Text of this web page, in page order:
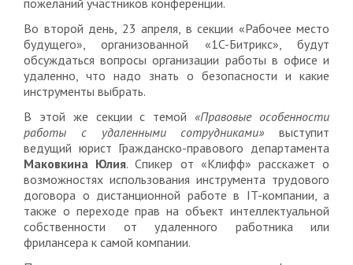
пожеланий участников конференции.
Во второй день, 23 апреля, в секции «Рабочее место
будущего», организованной «1C-Битрикс», будут
обсуждаться вопросы организации работы в офисе и
удаленно, что надо знать о безопасности и какие
инструменты выбрать.
В этой же секции с темой «Правовые особенности
работы с удаленными сотрудниками» выступит
ведущий юрист Гражданско-правового департамента
Маковкина Юлия. Спикер от «Клифф» расскажет о
возможностях использования инструмента трудового
договора о дистанционной работе в IT-компании, а
также о переходе прав на объект интеллектуальной
собственности от удаленного работника или
фрилансера к самой компании.